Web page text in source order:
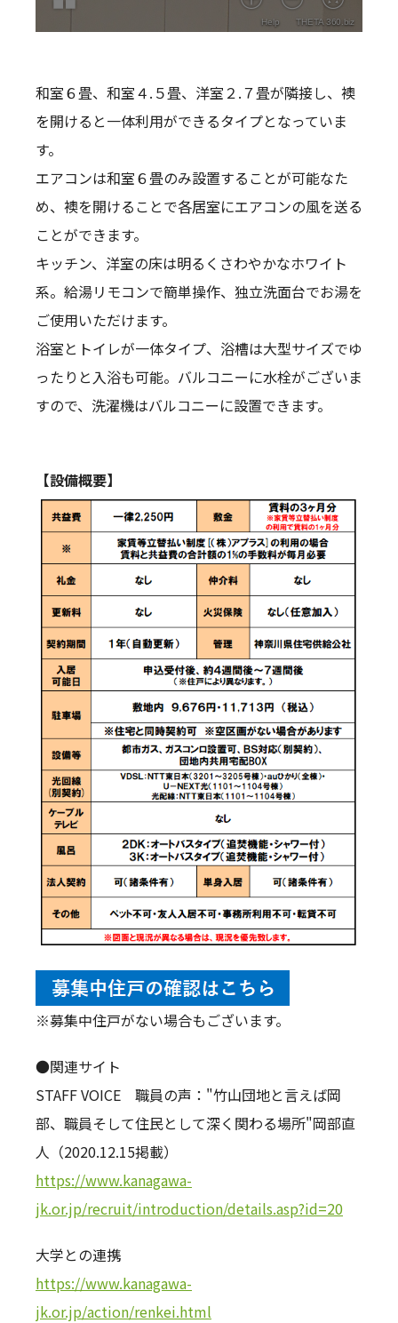
和室６畳、和室４.５畳、洋室２.７畳が隣接し、襖
を開けると一体利用ができるタイプとなっていま
す。
エアコンは和室６畳のみ設置することが可能なた
め、襖を開けることで各居室にエアコンの風を送る
ことができます。
キッチン、洋室の床は明るくさわやかなホワイト
系。給湯リモコンで簡単操作、独立洗面台でお湯を
ご使用いただけます。
浴室とトイレが一体タイプ、浴槽は大型サイズでゆ
ったりと入浴も可能。バルコニーに水栓がございま
すので、洗濯機はバルコニーに設置できます。
【設備概要】
※募集中住戸がない場合もございます。
●関連サイト
STAFF VOICE 職員の声："竹山団地と言えば岡
部、職員そして住民として深く関わる場所"岡部直
人（2020.12.15掲載）
https://www.kanagawa-
jk.or.jp/recruit/introduction/details.asp?id=20
大学との連携
https://www.kanagawa-
jk.or.jp/action/renkei.html